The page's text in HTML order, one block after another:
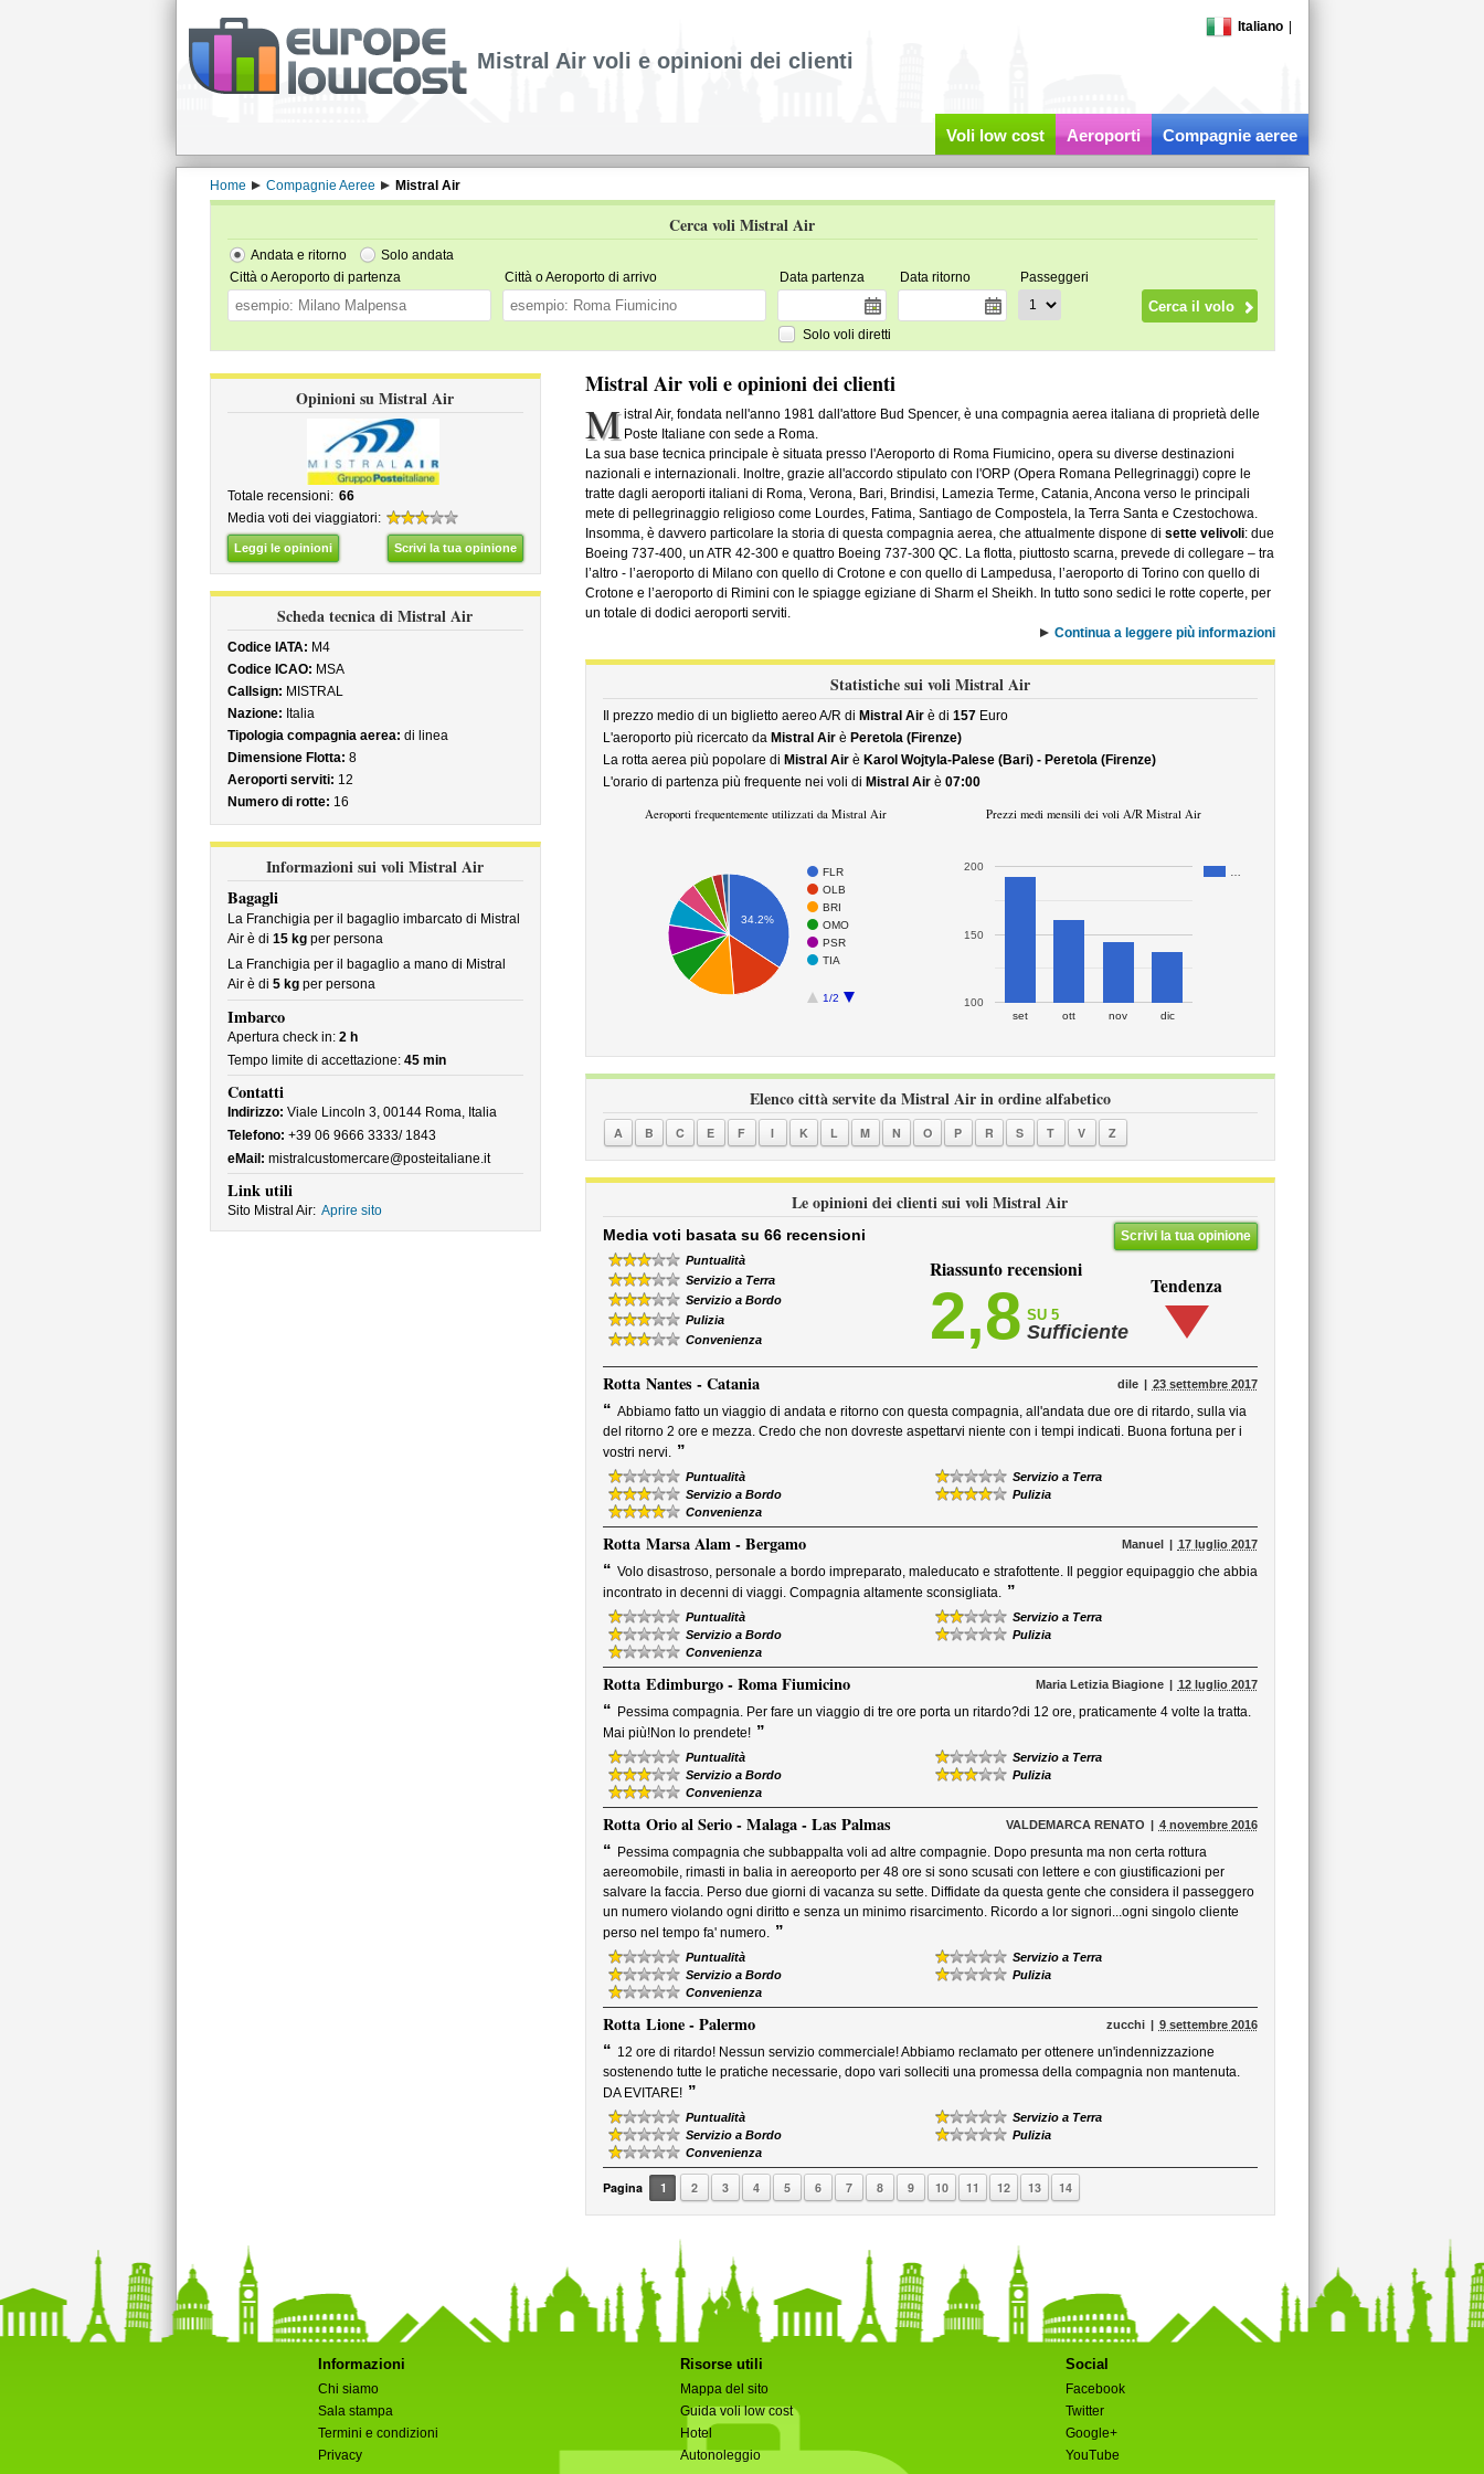
Italiano
Mistral Air voli e opinioni dei clienti
Voli low cost Aeroporti Compagnie aeree
Home Compagnie Aeree Mistral Air
Cerca voli Mistral Air
Andata e ritorno
Solo andata
Città o Aeroporto di partenza
Città o Aeroporto di arrivo Data partenza Data ritorno Passeggeri
Solo voli diretti
Opinioni su Mistral Air
Totale recensioni: 66
Media voti dei viaggiatori:
Leggi le opinioni Scrivi la tua opinione
Scheda tecnica di Mistral Air
Codice IATA: M4
Codice ICAO: MSA
Callsign: MISTRAL
Nazione: Italia
Tipologia compagnia aerea: di linea
Dimensione Flotta: 8
Aeroporti serviti: 12
Numero di rotte: 16
Informazioni sui voli Mistral Air
Bagagli
La Franchigia per il bagaglio imbarcato di Mistral
Air è di 15 kgper persona
La Franchigia per il bagaglio a mano di Mistral
Air è di 5 kgper persona
Imbarco
Apertura check in: 2 h
Tempo limite di accettazione: 45 min
Contatti
Indirizzo: Viale Lincoln 3, 00144 Roma, Italia
Telefono: +39 06 9666 3333/ 1843
eMail: mistralcustomercare@posteitaliane.it
Link utili
Sito Mistral Air: Aprire sito
Mistral Air voli e opinioni dei clienti
M istral Air, fondata nell'anno 1981 dall'attore Bud Spencer, è una compagnia aerea italiana di proprietà delle
Poste Italiane con sede a Roma.
La sua base tecnica principale è situata presso l'Aeroporto di Roma Fiumicino, opera su diverse destinazioni
nazionali e internazionali. Inoltre, grazie all'accordo stipulato con l'ORP (Opera Romana Pellegrinaggi) copre le
tratte dagli aeroporti italiani di Roma, Verona, Bari, Brindisi, Lamezia Terme, Catania, Ancona verso le principali
mete di pellegrinaggio religioso come Lourdes, Fatima, Santiago de Compostela, la Terra Santa e Czestochowa.
Insomma, è davvero particolare la storia di questa compagnia aerea, che attualmente dispone di sette velivoli: due
Boeing 737-400, un ATR 42-300 e quattro Boeing 737-300 QC. La flotta, piuttosto scarna, prevede di collegare – tra
l’altro - l’aeroporto di Milano con quello di Crotone e con quello di Lampedusa, l’aeroporto di Torino con quello di
Crotone e l’aeroporto di Rimini con le spiagge egiziane di Sharm el Sheikh. In tutto sono sedici le rotte coperte, per
un totale di dodici aeroporti serviti.
Continua a leggere più informazioni
Statistiche sui voli Mistral Air
Il prezzo medio di un biglietto aereo A/R di Mistral Airè di 157Euro
L'aeroporto più ricercato da Mistral Airè Peretola (Firenze)
La rotta aerea più popolare di Mistral Airè Karol Wojtyla-Palese (Bari) - Peretola (Firenze)
L'orario di partenza più frequente nei voli di Mistral Airè 07:00
Aeroporti frequentemente utilizzati da Mistral Air
FLR
OLB
BRI
OMO
PSR
TIA
1/2
34.2%
Prezzi medi mensili dei voli A/R Mistral Air
set ott nov dic
100
150
200
Elenco città servite da Mistral Air in ordine alfabetico
A B C E F I K L M N O P R S T V Z
Le opinioni dei clienti sui voli Mistral Air
Scrivi la tua opinione
Media voti basata su 66 recensioni
Puntualità
Servizio a Terra
Servizio a Bordo
Pulizia
Convenienza
Riassunto recensioni
2,8 SU 5
Sufficiente
Tendenza
Rotta Nantes - Catania dile 23 settembre 2017
“ Abbiamo fatto un viaggio di andata e ritorno con questa compagnia, all'andata due ore di ritardo, sulla via
del ritorno 2 ore e mezza. Credo che non dovreste aspettarvi niente con i tempi indicati. Buona fortuna per i
vostri nervi. ”
Puntualità
Servizio a Terra
Servizio a Bordo
Pulizia
Convenienza
Rotta Marsa Alam - Bergamo Manuel 17 luglio 2017
“ Volo disastroso, personale a bordo impreparato, maleducato e strafottente. Il peggior equipaggio che abbia
incontrato in decenni di viaggi. Compagnia altamente sconsigliata. ”
Puntualità
Servizio a Terra
Servizio a Bordo
Pulizia
Convenienza
Rotta Edimburgo - Roma Fiumicino Maria Letizia Biagione 12 luglio 2017
“ Pessima compagnia. Per fare un viaggio di tre ore porta un ritardo?di 12 ore, praticamente 4 volte la tratta.
Mai più!Non lo prendete! ”
Puntualità
Servizio a Terra
Servizio a Bordo
Pulizia
Convenienza
Rotta Orio al Serio - Malaga - Las Palmas VALDEMARCA RENATO 4 novembre 2016
“ Pessima compagnia che subbappalta voli ad altre compagnie. Dopo presunta ma non certa rottura
aereomobile, rimasti in balia in aereoporto per 48 ore si sono scusati con lettere e con giustificazioni per
salvare la faccia. Perso due giorni di vacanza su sette. Diffidate da questa gente che considera il passeggero
un numero violando ogni diritto e senza un minimo risarcimento. Ricordo a lor signori...ogni singolo cliente
perso nel tempo fa' numero. ”
Puntualità
Servizio a Terra
Servizio a Bordo
Pulizia
Convenienza
Rotta Lione - Palermo zucchi 9 settembre 2016
“ 12 ore di ritardo! Nessun servizio commerciale! Abbiamo reclamato per ottenere un'indennizzazione
sostenendo tutte le pratiche necessarie, dopo vari solleciti una promessa della compagnia non mantenuta.
DA EVITARE! ”
Puntualità
Servizio a Terra
Servizio a Bordo
Pulizia
Convenienza
Pagina 1 2 3 4 5 6 7 8 9 10 11 12 13 14
Informazioni
Chi siamo
Sala stampa
Termini e condizioni
Privacy
Risorse utili
Mappa del sito
Guida voli low cost
Hotel
Autonoleggio
Social
Facebook
Twitter
Google+
YouTube